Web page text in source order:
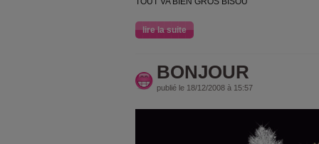
lire la suite
BONJOUR
publié le 18/12/2008 à 15:57